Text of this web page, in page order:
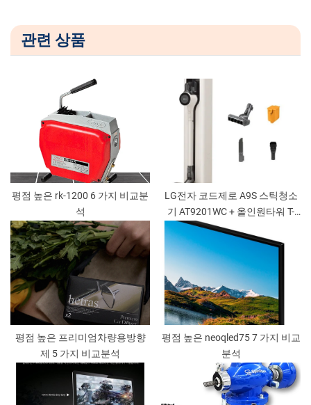
s
관련 상품
평점 높은 rk-1200 6 가지 비교분
석
LG전자 코드제로 A9S 스틱청소
기 AT9201WC + 올인원타워 T-
ST1WU – 청소의 귀재
평점 높은 프리미엄차량용방향
제 5 가지 비교분석
평점 높은 neoqled75 7 가지 비교
분석